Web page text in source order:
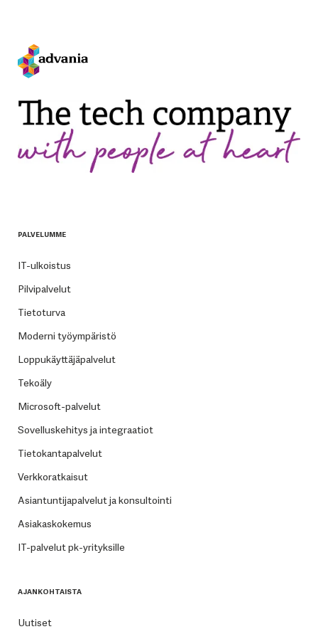
PALVELUMME
IT-ulkoistus
Pilvipalvelut
Tietoturva
Moderni työympäristö
Loppukäyttäjäpalvelut
Tekoäly
Microsoft-palvelut
Sovelluskehitys ja integraatiot
Tietokantapalvelut
Verkkoratkaisut
Asiantuntijapalvelut ja konsultointi
Asiakaskokemus
IT-palvelut pk-yrityksille
AJANKOHTAISTA
Uutiset